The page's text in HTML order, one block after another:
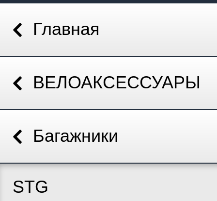
Главная
ВЕЛОАКСЕССУАРЫ
Багажники
STG